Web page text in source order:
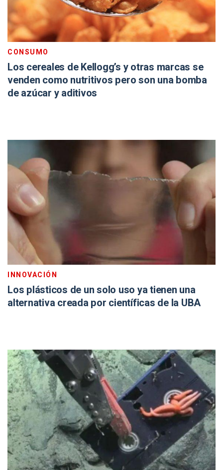
CONSUMO
Los cereales de Kellogg’s y otras marcas se
venden como nutritivos pero son una bomba
de azúcar y aditivos
INNOVACIÓN
Los plásticos de un solo uso ya tienen una
alternativa creada por científicas de la UBA